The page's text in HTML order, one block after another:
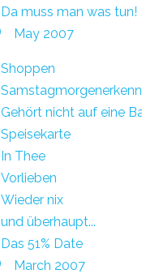
Da muss man was tun!
May 2007
Shoppen
Gehört nicht auf eine
Speisekarte
In Thee
Vorlieben
Wieder nix
und überhaupt...
Das 51% Date
March 2007